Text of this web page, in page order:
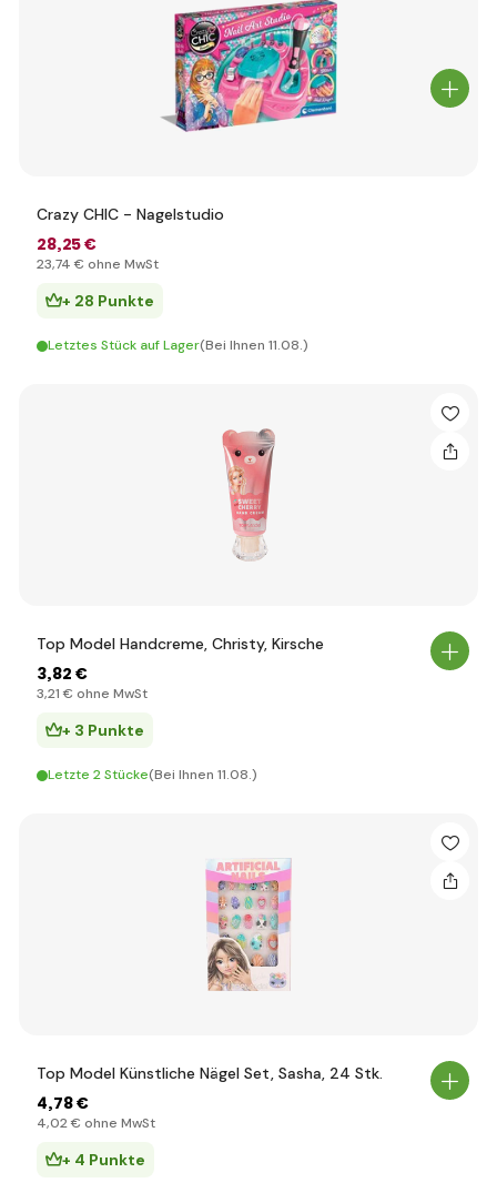
Crazy CHIC - Nagelstudio
28,25 €
23,74 € ohne MwSt
+ 28 Punkte
Letztes Stück auf Lager(Bei Ihnen 11.08.)
Top Model Handcreme, Christy, Kirsche
3,82 €
3,21 € ohne MwSt
+ 3 Punkte
Letzte 2 Stücke(Bei Ihnen 11.08.)
Top Model Künstliche Nägel Set, Sasha, 24 Stk.
4,78 €
4,02 € ohne MwSt
+ 4 Punkte